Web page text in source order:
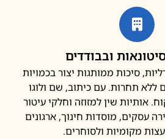
ובבודדים
ממותגות יצור בכמויות
עם כיתוב, שם ולוגו
שין למזוזה וחלקי עיטור
מוסדות חינוך, ארגונים
ולסוחרים.